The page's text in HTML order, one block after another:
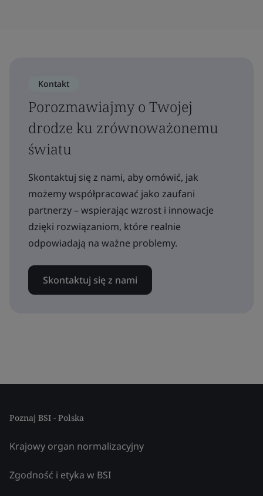
Kontakt
Porozmawiajmy o Twojej
drodze ku zrównoważonemu
światu
Skontaktuj się z nami, aby omówić, jak
możemy współpracować jako zaufani
partnerzy – wspierając wzrost i innowacje
dzięki rozwiązaniom, które realnie
odpowiadają na ważne problemy.
Skontaktuj się z nami
Poznaj BSI - Polska
Krajowy organ normalizacyjny
Zgodność i etyka w BSI